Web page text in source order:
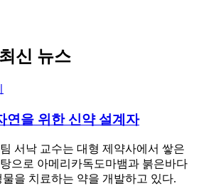
신 뉴스
연을 위한 신약 설계자
서낙 교수는 대형 제약사에서 쌓은
으로 아메리카독도마뱀과 붉은바다
을 치료하는 약을 개발하고 있다.